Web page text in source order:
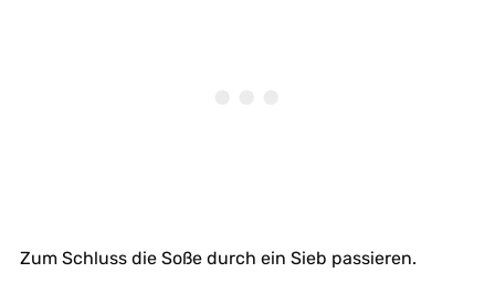
Zum Schluss die Soße durch ein Sieb passieren.